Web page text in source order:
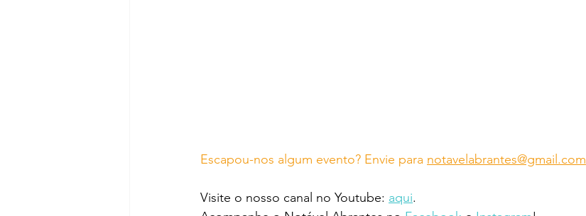
Escapou-nos algum evento? Envie para notavelabrantes@gmail.com
Visite o nosso canal no Youtube: aqui.